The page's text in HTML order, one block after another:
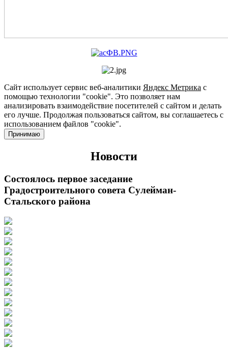
Сайт использует сервис веб-аналитики Яндекс Метрика с
помощью технологии "cookie". Это позволяет нам
анализировать взаимодействие посетителей с сайтом и делать
его лучше. Продолжая пользоваться сайтом, вы соглашаетесь с
использованием файлов "cookie".
Принимаю
Новости
Состоялось первое заседание
Градостроительного совета Сулейман-
Стальского района